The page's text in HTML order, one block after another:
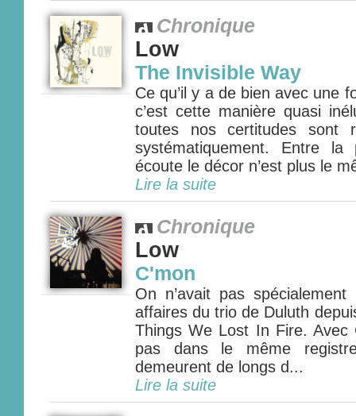
Chronique
Low
The Invisible Way
Ce qu’il y a de bien avec une
c’est cette manière quasi
toutes nos certitudes sont
systématiquement. Entre la
écoute le décor n’est plus le
Lire la suite
Chronique
Low
C'mon
On n’avait pas
affaires du trio de Duluth
Things We Lost In Fire. Avec
pas dans le même
demeurent de longs d...
Lire la suite